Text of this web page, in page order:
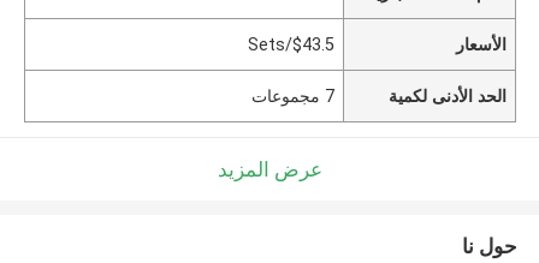
الأسعار $43.5/Sets
الحد الأدنى لكمية 7 مجموعات
عرض المزيد
حول نا